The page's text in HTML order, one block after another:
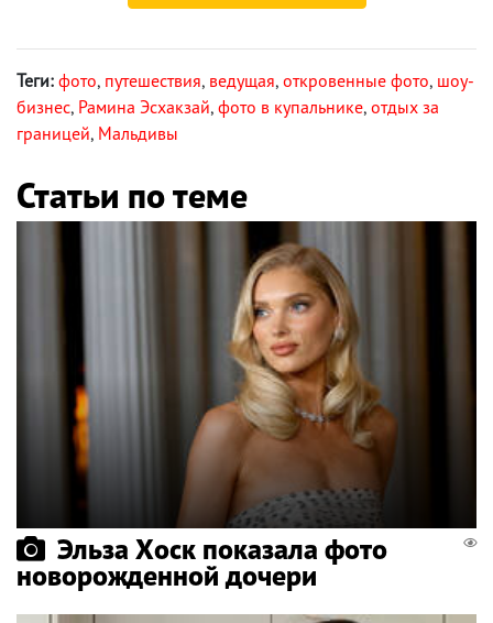
Теги: фото, путешествия, ведущая, откровенные фото, шоу-
бизнес, Рамина Эсхакзай, фото в купальнике, отдых за
границей, Мальдивы
Статьи по теме
Эльза Хоск показала фото
новорожденной дочери